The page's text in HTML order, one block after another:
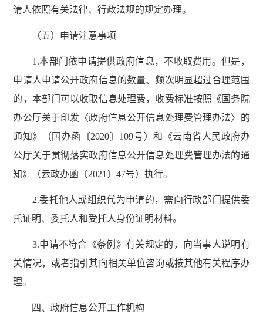
请人依照有关法律、行政法规的规定办理。
（五）申请注意事项
1.本部门依申请提供政府信息，不收取费用。但是，
申请人申请公开政府信息的数量、频次明显超过合理范围
的，本部门可以收取信息处理费，收费标准按照《国务院
办公厅关于印发〈政府信息公开信息处理费管理办法〉的
通知》（国办函〔2020〕109号）和《云南省人民政府办
公厅关于贯彻落实政府信息公开信息处理费管理办法的通
知》（云政办函〔2021〕47号）执行。
2.委托他人或组织代为申请的，需向行政部门提供委
托证明、委托人和受托人身份证明材料。
3.申请不符合《条例》有关规定的，向当事人说明有
关情况，或者指引其向相关单位咨询或按其他有关程序办
理。
四、政府信息公开工作机构